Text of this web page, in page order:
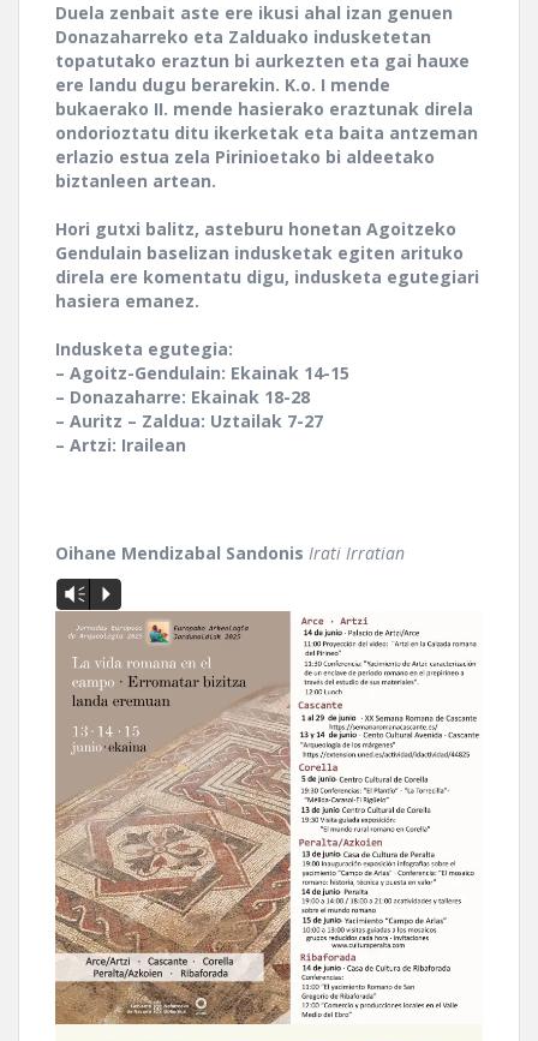
Duela zenbait aste ere ikusi ahal izan genuen
Donazaharreko eta Zalduako indusketetan
topatutako eraztun bi aurkezten eta gai hauxe
ere landu dugu berarekin. K.o. I mende
bukaerako II. mende hasierako eraztunak direla
ondorioztatu ditu ikerketak eta baita antzeman
erlazio estua zela Pirinioetako bi aldeetako
biztanleen artean.
Hori gutxi balitz, asteburu honetan Agoitzeko
Gendulain baselizan indusketak egiten arituko
direla ere komentatu digu, indusketa egutegiari
hasiera emanez.
Indusketa egutegia:
– Agoitz-Gendulain: Ekainak 14-15
– Donazaharre: Ekainak 18-28
– Auritz – Zaldua: Uztailak 7-27
– Artzi: Irailean
Oihane Mendizabal Sandonis Irati Irratian
Vm P